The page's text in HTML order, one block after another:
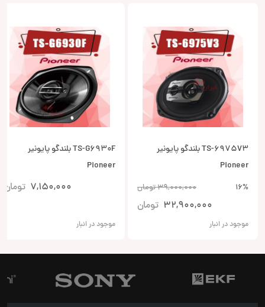
TS-6975V3 بلندگو پایونیر
Pioneer
16%
39,000,000تومان
32,900,000 تومان
موجود در انبار
TS-G6930F بلندگو پایونیر
Pioneer
7,150,000 تومان
موجود در انبار